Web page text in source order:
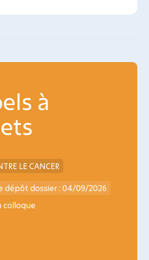
à
LE CANCER
dépôt dossier : 04/09/2026
colloque